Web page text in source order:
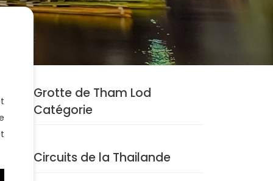
Grotte de Tham Lod
Catégorie
Circuits de la Thailande